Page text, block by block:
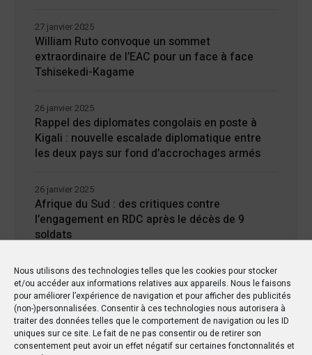
Nous utilisons des technologies telles que les cookies pour stocker
et/ou accéder aux informations relatives aux appareils. Nous le faisons
pour améliorer l’expérience de navigation et pour afficher des publicités
(non-)personnalisées. Consentir à ces technologies nous autorisera à
traiter des données telles que le comportement de navigation ou les ID
uniques sur ce site. Le fait de ne pas consentir ou de retirer son
consentement peut avoir un effet négatif sur certaines fonctonnalités et
William Ruto convoque un sommet
extraordinaire de l’EAC pour un face à face
Tshisekedi-Kagame
27 janvier 2025
Rappel des diplomates congolais en poste à
Kigali : nouvelle escalade diplomatique entre
les deux pays sur fond d’accrochages armés
26 janvier 2025
Afrique du Sud : des critiques contre
l’engagement en RDC après le décès de 9
soldats
26 janvier 2025
Kisangani : Une ville riche en eaux mais en
manque d’électricité
24 janvier 2025